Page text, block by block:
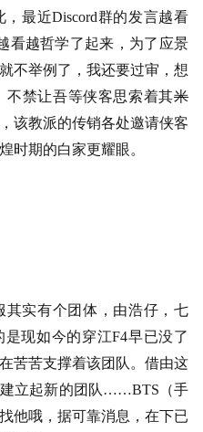
，最近Discord群的发言越看
看越哲学了起来，为了应景
不举例了，我还要过审，想
不禁让吾等侠客思索着其米
该教派的传销各处邀请侠客
时期的白家更耀眼。
实有个团体，由浩仔，七
是现如今的穿江F4早已没了
苦苦支撑着该团队。借由这
建立起新的团队……BTS（手
他哦，据可靠消息，在下已